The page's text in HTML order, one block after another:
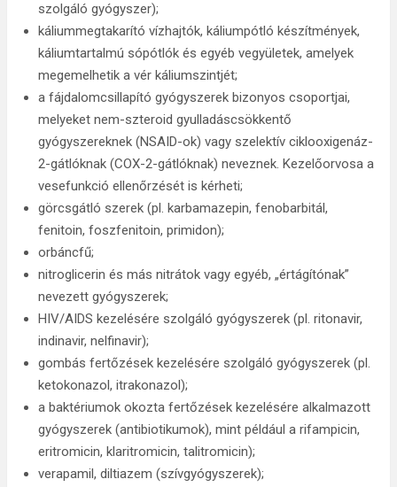
szolgáló gyógyszer);
káliummegtakarító vízhajtók, káliumpótló készítmények,
káliumtartalmú sópótlók és egyéb vegyületek, amelyek
megemelhetik a vér káliumszintjét;
a fájdalomcsillapító gyógyszerek bizonyos csoportjai,
melyeket nem-szteroid gyulladáscsökkentő
gyógyszereknek (NSAID-ok) vagy szelektív ciklooxigenáz-
2-gátlóknak (COX-2-gátlóknak) neveznek. Kezelőorvosa a
vesefunkció ellenőrzését is kérheti;
görcsgátló szerek (pl. karbamazepin, fenobarbitál,
fenitoin, foszfenitoin, primidon);
orbáncfű;
nitroglicerin és más nitrátok vagy egyéb, „értágítónak”
nevezett gyógyszerek;
HIV/AIDS kezelésére szolgáló gyógyszerek (pl. ritonavir,
indinavir, nelfinavir);
gombás fertőzések kezelésére szolgáló gyógyszerek (pl.
ketokonazol, itrakonazol);
a baktériumok okozta fertőzések kezelésére alkalmazott
gyógyszerek (antibiotikumok), mint például a rifampicin,
eritromicin, klaritromicin, talitromicin);
verapamil, diltiazem (szívgyógyszerek);